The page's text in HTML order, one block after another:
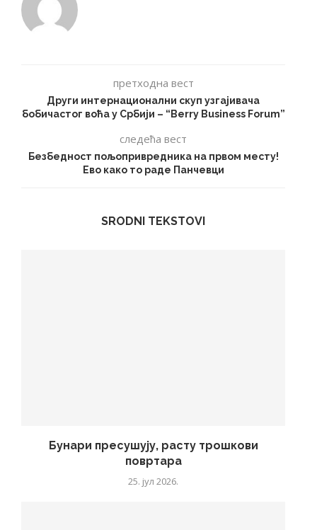
претходна вест
Други интернационални скуп узгајивача
бобичастог воћа у Србији – “Berry Business Forum”
следећа вест
Безбедност пољопривредника на првом месту!
Ево како то раде Панчевци
SRODNI TEKSTOVI
Бунари пресушују, расту трошкови
повртара
25. јул 2026.